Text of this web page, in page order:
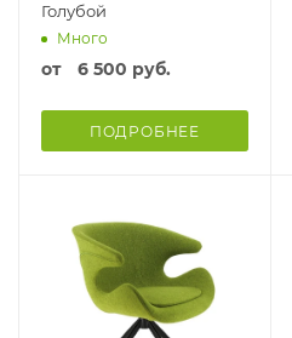
Голубой
Много
от 6 500 руб.
ПОДРОБНЕЕ